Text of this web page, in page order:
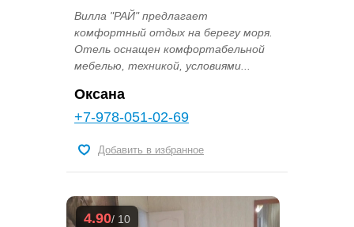
Вилла "РАЙ" предлагает
комфортный отдых на берегу моря.
Отель оснащен комфортабельной
мебелью, техникой, условиями...
Оксана
+7-978-051-02-69
Добавить в избранное
4.90/ 10